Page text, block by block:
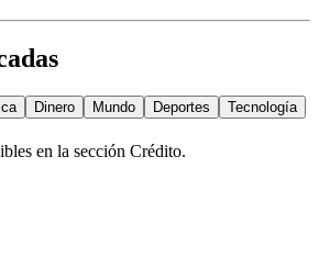
Dinero Mundo Deportes
Tecnología
en la sección Crédito.